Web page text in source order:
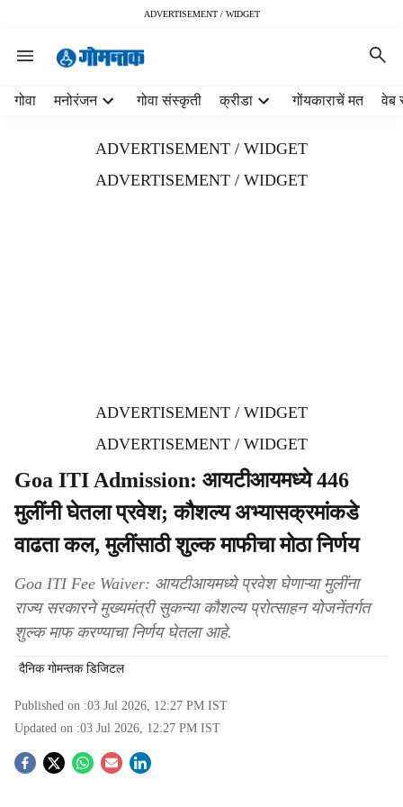
ADVERTISEMENT / WIDGET
गोवा मनोरंजन गोवा संस्कृती क्रीडा गोंयकाराचें मत वेब
ADVERTISEMENT / WIDGET
ADVERTISEMENT / WIDGET
ADVERTISEMENT / WIDGET
ADVERTISEMENT / WIDGET
Goa ITI Admission: आयटीआयमध्ये 446
मुलींनी घेतला प्रवेश; कौशल्य अभ्यासक्रमांकडे
वाढता कल, मुलींसाठी शुल्क माफीचा मोठा निर्णय
Goa ITI Fee Waiver: आयटीआयमध्ये प्रवेश घेणाऱ्या मुलींना
राज्य सरकारने मुख्यमंत्री सुकन्या कौशल्य प्रोत्साहन योजनेंतर्गत
शुल्क माफ करण्याचा निर्णय घेतला आहे.
दैनिक गोमन्तक डिजिटल
Published on :03 Jul 2026, 12:27 PM IST
Updated on :03 Jul 2026, 12:27 PM IST
S